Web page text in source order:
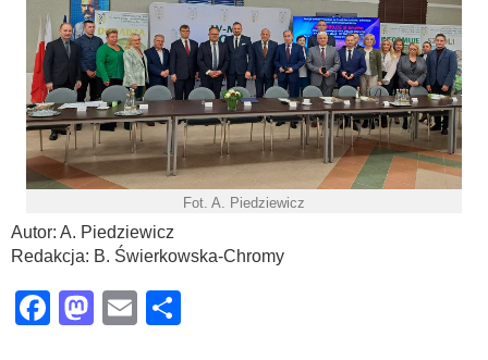
Fot. A. Piedziewicz
Autor: A. Piedziewicz
Redakcja: B. Świerkowska-Chromy
Facebook
Mastodon
Email